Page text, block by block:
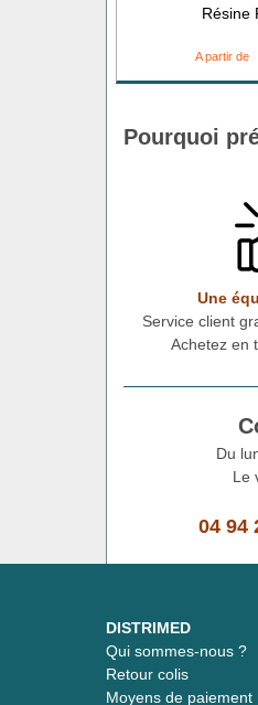
Résine
A partir de
Pourquoi
Une
Service client
Achetez en
Du
Le
04 94
DISTRIMED
Qui sommes-nous ?
Retour colis
Moyens de paiement